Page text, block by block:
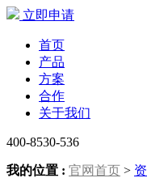
立即申请
首页
产品
方案
合作
关于我们
400-8530-536
我的位置 : 官网首页 >